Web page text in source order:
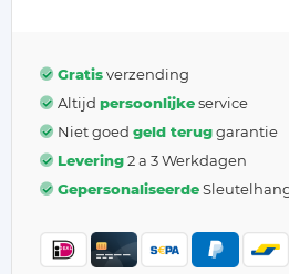
Gratisverzending
Altijd persoonlijkeservice
Niet goed geld teruggarantie
Levering2 a 3 Werkdagen
Gepersonaliseerde